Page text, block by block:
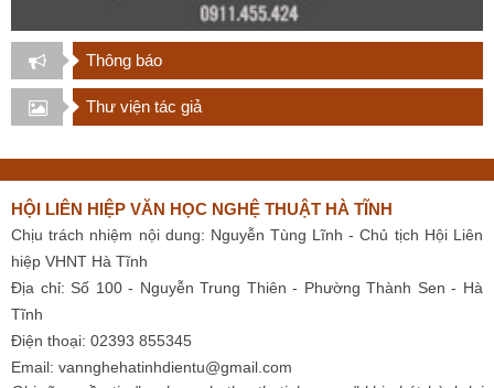
Thông báo
Thư viện tác giả
HỘI LIÊN HIỆP VĂN HỌC NGHỆ THUẬT HÀ TĨNH
Chịu trách nhiệm nội dung: Nguyễn Tùng Lĩnh - Chủ tịch Hội Liên
hiệp VHNT Hà Tĩnh
Địa chỉ: Số 100 - Nguyễn Trung Thiên - Phường Thành Sen - Hà
Tĩnh
Điện thoại: 02393 855345
Email: vannghehatinhdientu@gmail.com